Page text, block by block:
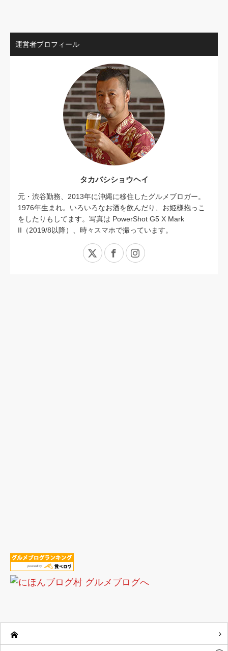
運営者プロフィール
タカバシショウヘイ
元・渋谷勤務、2013年に沖縄に移住したグルメブロガー。
1976年生まれ。いろいろなお酒を飲んだり、お姫様抱っこ
をしたりもしてます。写真は PowerShot G5 X Mark
II（2019/8以降）、時々スマホで撮っています。
X FacebookInstagram